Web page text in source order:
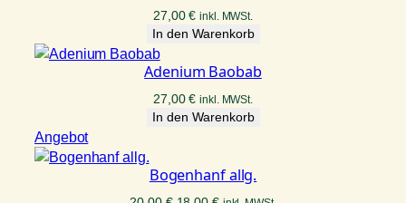
27,00€ inkl. MWSt.
In den Warenkorb
Adenium Baobab
27,00€ inkl. MWSt.
In den Warenkorb
AngebotProdukt
im
Bogenhanf allg.